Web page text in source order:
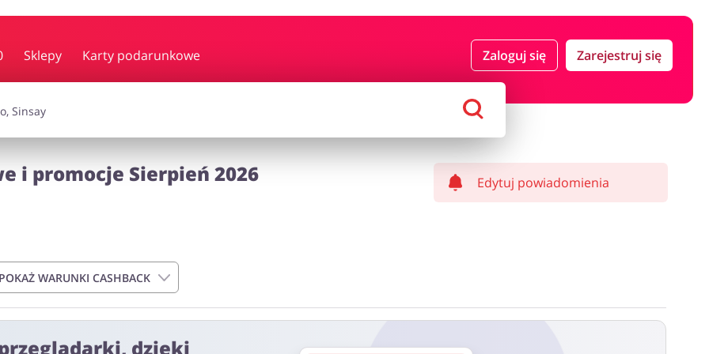
Sklepy Karty podarunkowe Zaloguj się Zarejestruj się
Zdrowie i uroda
i promocje Sierpień 2026 Edytuj powiadomienia
POKAŻ WARUNKI CASHBACK
dzięki